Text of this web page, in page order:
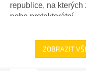
republice, na
nebo protektorátní...
ZOBRAZIT